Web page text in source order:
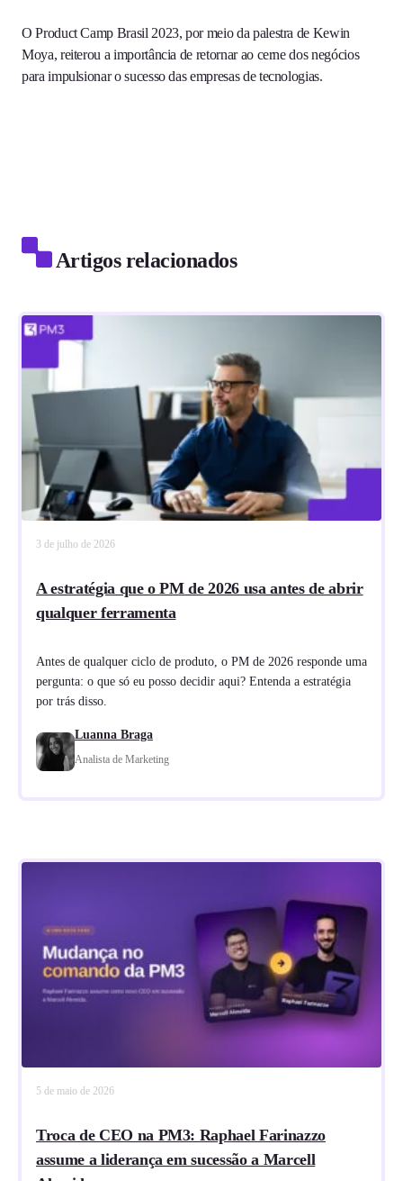
O Product Camp Brasil 2023, por meio da palestra de Kewin
Moya, reiterou a importância de retornar ao cerne dos negócios
para impulsionar o sucesso das empresas de tecnologias.
Artigos relacionados
3 de julho de 2026
A estratégia que o PM de 2026 usa antes de abrir
qualquer ferramenta
Antes de qualquer ciclo de produto, o PM de 2026 responde uma
pergunta: o que só eu posso decidir aqui? Entenda a estratégia
por trás disso.
Luanna Braga
Analista de Marketing
5 de maio de 2026
Troca de CEO na PM3: Raphael Farinazzo
assume a liderança em sucessão a Marcell